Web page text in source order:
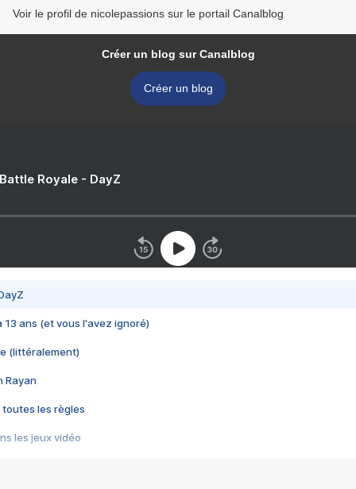
Voir le profil de nicolepassions sur le portail Canalblog
Créer un blog sur Canalblog
Créer un blog
Royale - DayZ
13 ans (et vous l'avez ignoré)
(littéralement)
Rayan
toutes les règles
les jeux vidéo